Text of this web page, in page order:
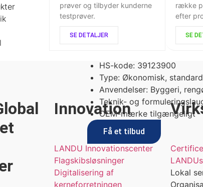
prøver og tilbyder kunderne
testprøver.
SE DETALJER
række
efter
SE
Innovation
LANDU Innovationscenter
Flagskibsløsninger
Digitalisering af
kerneforretningen
Lokal
for
Pålidelig leverandør af
Resumé af
HS-kode: 39123900
Type: Økonomisk,
Anvendelser: Byggeri,
Teknik- og
OEM-mærke tilgængeligt
Få et tilbud